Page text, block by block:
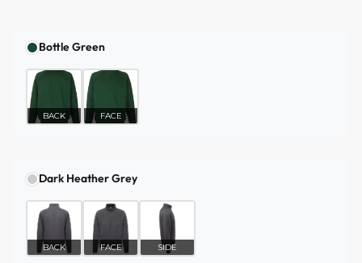
Bottle Green
BACK FACE
Dark Heather Grey
BACK FACE SIDE